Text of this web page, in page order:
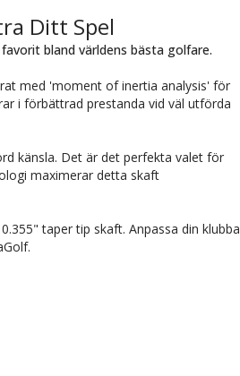
Ditt Spel
bland världens bästa golfare.
med 'moment of inertia analysis' för
i förbättrad prestanda vid väl utförda
känsla. Det är det perfekta valet för
maximerar detta skaft
taper tip skaft. Anpassa din klubba